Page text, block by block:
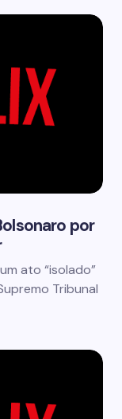
por
ato “isolado”
Tribunal